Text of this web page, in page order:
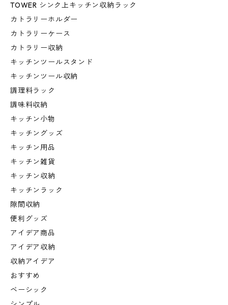
TOWER シンク上キッチン収納ラック
カトラリーホルダー
カトラリーケース
カトラリー収納
キッチンツールスタンド
キッチンツール収納
調理料ラック
調味料収納
キッチン小物
キッチングッズ
キッチン用品
キッチン雑貨
キッチン収納
キッチンラック
隙間収納
便利グッズ
アイデア商品
アイデア収納
収納アイデア
おすすめ
ベーシック